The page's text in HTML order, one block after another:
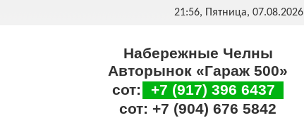
21:56, Пятница, 07.08.2026
Набережные Челны
Авторынок «Гараж 500»
сот:
+7 (917) 396 6437
сот: +7 (904) 676 5842